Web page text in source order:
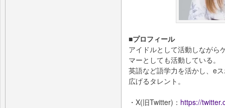
■プロフィール
アイドルとして活動しながら
マーとしても活動している。
英語など語学力を活かし、e
広げるタレント。
・X(旧Twitter)： https://